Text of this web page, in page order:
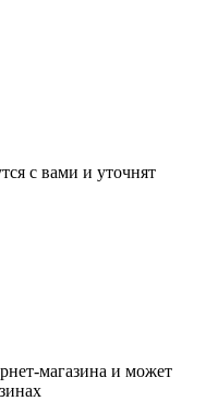
с вами и уточнят
магазина и может